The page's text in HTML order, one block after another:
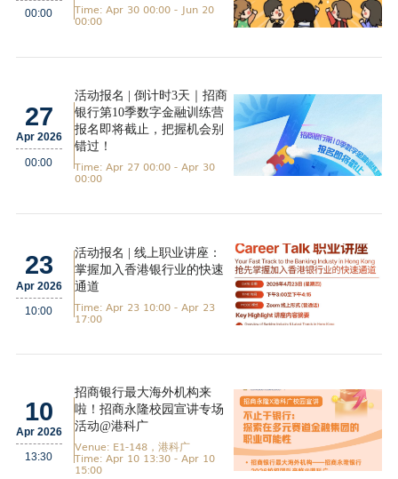
00:00 Time: Apr 30 00:00 - Jun 20
00:00
27
Apr 2026
00:00
活动报名 | 倒计时3天｜招商
银行第10季数字金融训练营
报名即将截止，把握机会别
错过！
Time: Apr 27 00:00 - Apr 30
00:00
23
Apr 2026
10:00
活动报名 | 线上职业讲座：
掌握加入香港银行业的快速
通道
Time: Apr 23 10:00 - Apr 23
17:00
10
Apr 2026
13:30
招商银行最大海外机构来
啦！招商永隆校园宣讲专场
活动@港科广
Venue: E1-148，港科广
Time: Apr 10 13:30 - Apr 10
15:00